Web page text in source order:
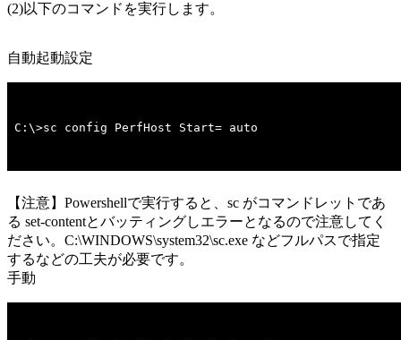
(2)以下のコマンドを実行します。
自動起動設定
C:\>sc config PerfHost Start= auto
【注意】Powershellで実行すると、sc がコマンドレットであ
る set-contentとバッティングしエラーとなるので注意してく
ださい。C:\WINDOWS\system32\sc.exe などフルパスで指定
するなどの工夫が必要です。
手動